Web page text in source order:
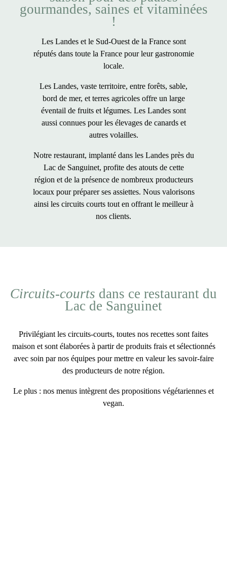
gourmandes, saines et vitaminées
!
Les Landes et le Sud-Ouest de la France sont
réputés dans toute la France pour leur gastronomie
locale.
Les Landes, vaste territoire, entre forêts, sable,
bord de mer, et terres agricoles offre un large
éventail de fruits et légumes. Les Landes sont
aussi connues pour les élevages de canards et
autres volailles.
Notre restaurant, implanté dans les Landes près du
Lac de Sanguinet, profite des atouts de cette
région et de la présence de nombreux producteurs
locaux pour préparer ses assiettes. Nous valorisons
ainsi les circuits courts tout en offrant le meilleur à
nos clients.
Circuits-courts dans ce restaurant du
Lac de Sanguinet
Privilégiant les circuits-courts, toutes nos recettes sont faites
maison et sont élaborées à partir de produits frais et sélectionnés
avec soin par nos équipes pour mettre en valeur les savoir-faire
des producteurs de notre région.
Le plus : nos menus intègrent des propositions végétariennes et
vegan.